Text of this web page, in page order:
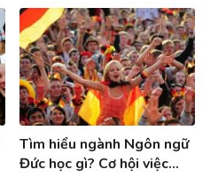
ngành Tiếng Hàn
Tìm hiểu ngành Ngôn ngữ
Đức học gì? Cơ hội việc